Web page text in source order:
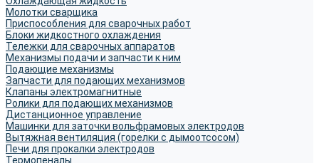
Молотки сварщика
Приспособления для сварочных работ
Блоки жидкостного охлаждения
Тележки для сварочных аппаратов
Механизмы подачи и запчасти к ним
Подающие механизмы
Запчасти для подающих механизмов
Клапаны электромагнитные
Ролики для подающих механизмов
Дистанционное управление
Машинки для заточки вольфрамовых электродов
Вытяжная вентиляция (горелки с дымоотсосом)
Печи для прокалки электродов
Термопеналы